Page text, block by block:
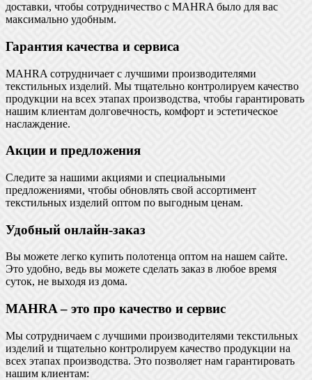
доставки, чтобы сотрудничество с MAHRA было для вас
максимально удобным.
Гарантия качества и сервиса
MAHRA сотрудничает с лучшими производителями
текстильных изделий. Мы тщательно контролируем качество
продукции на всех этапах производства, чтобы гарантировать
нашим клиентам долговечность, комфорт и эстетическое
наслаждение.
Акции и предложения
Следите за нашими акциями и специальными
предложениями, чтобы обновлять свой ассортимент
текстильных изделий оптом по выгодным ценам.
Удобный онлайн-заказ
Вы можете легко купить полотенца оптом на нашем сайте.
Это удобно, ведь вы можете сделать заказ в любое время
суток, не выходя из дома.
MAHRA – это про качество и сервис
Мы сотрудничаем с лучшими производителями текстильных
изделий и тщательно контролируем качество продукции на
всех этапах производства. Это позволяет нам гарантировать
нашим клиентам: